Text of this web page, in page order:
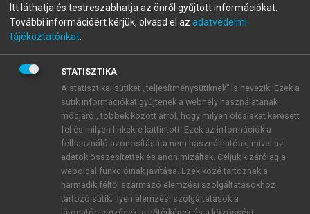
fiókoddal,vagy hozz létre új fiókot.
A regisztráció után apróbaidőszakautomatikusan
BELÉPÉS SAJÁT FIÓKKAL
ÚJ FIÓK LÉTREHOZÁSA
1 óra díjmentes hozzáférés
E-MAIL-CÍM
Itt láthatja és testreszabhatja az önről gyűjtött információkat.
További információért kérjük, olvasd el az adatvédelmi
tájékoztatónkat
STATISZTIKA
A statisztikai sütiket „teljesítménysütiknek” is nevezik. Ezek a
sütik információkat gyűjtenek a webhely használatának
módjáról, többek között arról, hogy milyen oldalakat keresett
fel és milyen linkekre kattintott. Ezek az információk a
felhasználó azonosítására nem használhatóak, mivel az
adatok összesítettek és anonimizáltak. Céljuk kizárólag a
weboldal funkcióinak javítása. Ezek közé tartoznak a
harmadik féltől származó elemzési szolgáltatásokhoz
tartozó sütik; ilyen elemzési szolgáltatások a